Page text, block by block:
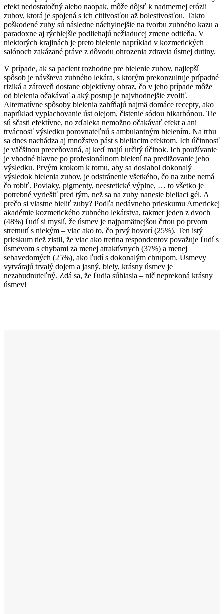
efekt nedostatočný alebo naopak, môže dôjsť k nadmernej erózii
zubov, ktorá je spojená s ich citlivosťou až bolestivosťou. Takto
poškodené zuby sú následne náchylnejšie na tvorbu zubného kazu a
paradoxne aj rýchlejšie podliehajú nežiaducej zmene odtieňa. V
niektorých krajinách je preto bielenie napríklad v kozmetických
salónoch zakázané práve z dôvodu ohrozenia zdravia ústnej dutiny.
V prípade, ak sa pacient rozhodne pre bielenie zubov, najlepší
spôsob je návšteva zubného lekára, s ktorým prekonzultuje prípadné
riziká a zároveň dostane objektívny obraz, čo v jeho prípade môže
od bielenia očakávať a aký postup je najvhodnejšie zvoliť.
Alternatívne spôsoby bielenia zahŕňajú najmä domáce recepty, ako
napríklad vyplachovanie úst olejom, čistenie sódou bikarbónou. Tie
sú sčasti efektívne, no zďaleka nemožno očakávať efekt a ani
trvácnosť výsledku porovnateľnú s ambulantným bielením. Na trhu
sa dnes nachádza aj množstvo pást s bieliacim efektom. Ich účinnosť
je väčšinou preceňovaná, aj keď majú určitý účinok. Ich používanie
je vhodné hlavne po profesionálnom bielení na predlžovanie jeho
výsledku. Prvým krokom k tomu, aby sa dosiahol dokonalý
výsledok bielenia zubov, je odstránenie všetkého, čo na zube nemá
čo robiť. Povlaky, pigmenty, neestetické výplne, … to všetko je
potrebné vyriešiť pred tým, než sa na zuby nanesie bieliaci gél. A
prečo si vlastne bieliť zuby? Podľa nedávneho prieskumu Americkej
akadémie kozmetického zubného lekárstva, takmer jeden z dvoch
(48%) ľudí si myslí, že úsmev je najpamätnejšou črtou po prvom
stretnutí s niekým – viac ako to, čo prvý hovorí (25%). Ten istý
prieskum tiež zistil, že viac ako tretina respondentov považuje ľudí s
úsmevom s chybami za menej atraktívnych (37%) a menej
sebavedomých (25%), ako ľudí s dokonalým chrupom. Úsmevy
vytvárajú trvalý dojem a jasný, biely, krásny úsmev je
nezabudnuteľný. Zdá sa, že ľudia súhlasia – nič neprekoná krásny
úsmev!